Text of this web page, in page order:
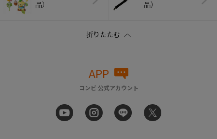
品）
品）
APP
コンビ 公式アカウント